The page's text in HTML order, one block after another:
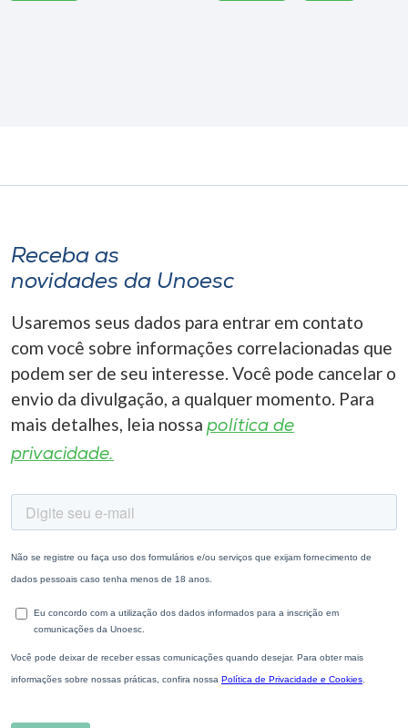
Receba as
novidades da Unoesc
Usaremos seus dados para entrar em contato
com você sobre informações correlacionadas que
podem ser de seu interesse. Você pode cancelar o
envio da divulgação, a qualquer momento. Para
mais detalhes, leia nossa política de
privacidade.